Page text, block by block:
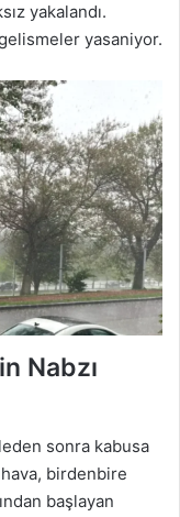
yakalandı.
yasaniyor.
Nabzı
sonra kabusa
birdenbire
başlayan